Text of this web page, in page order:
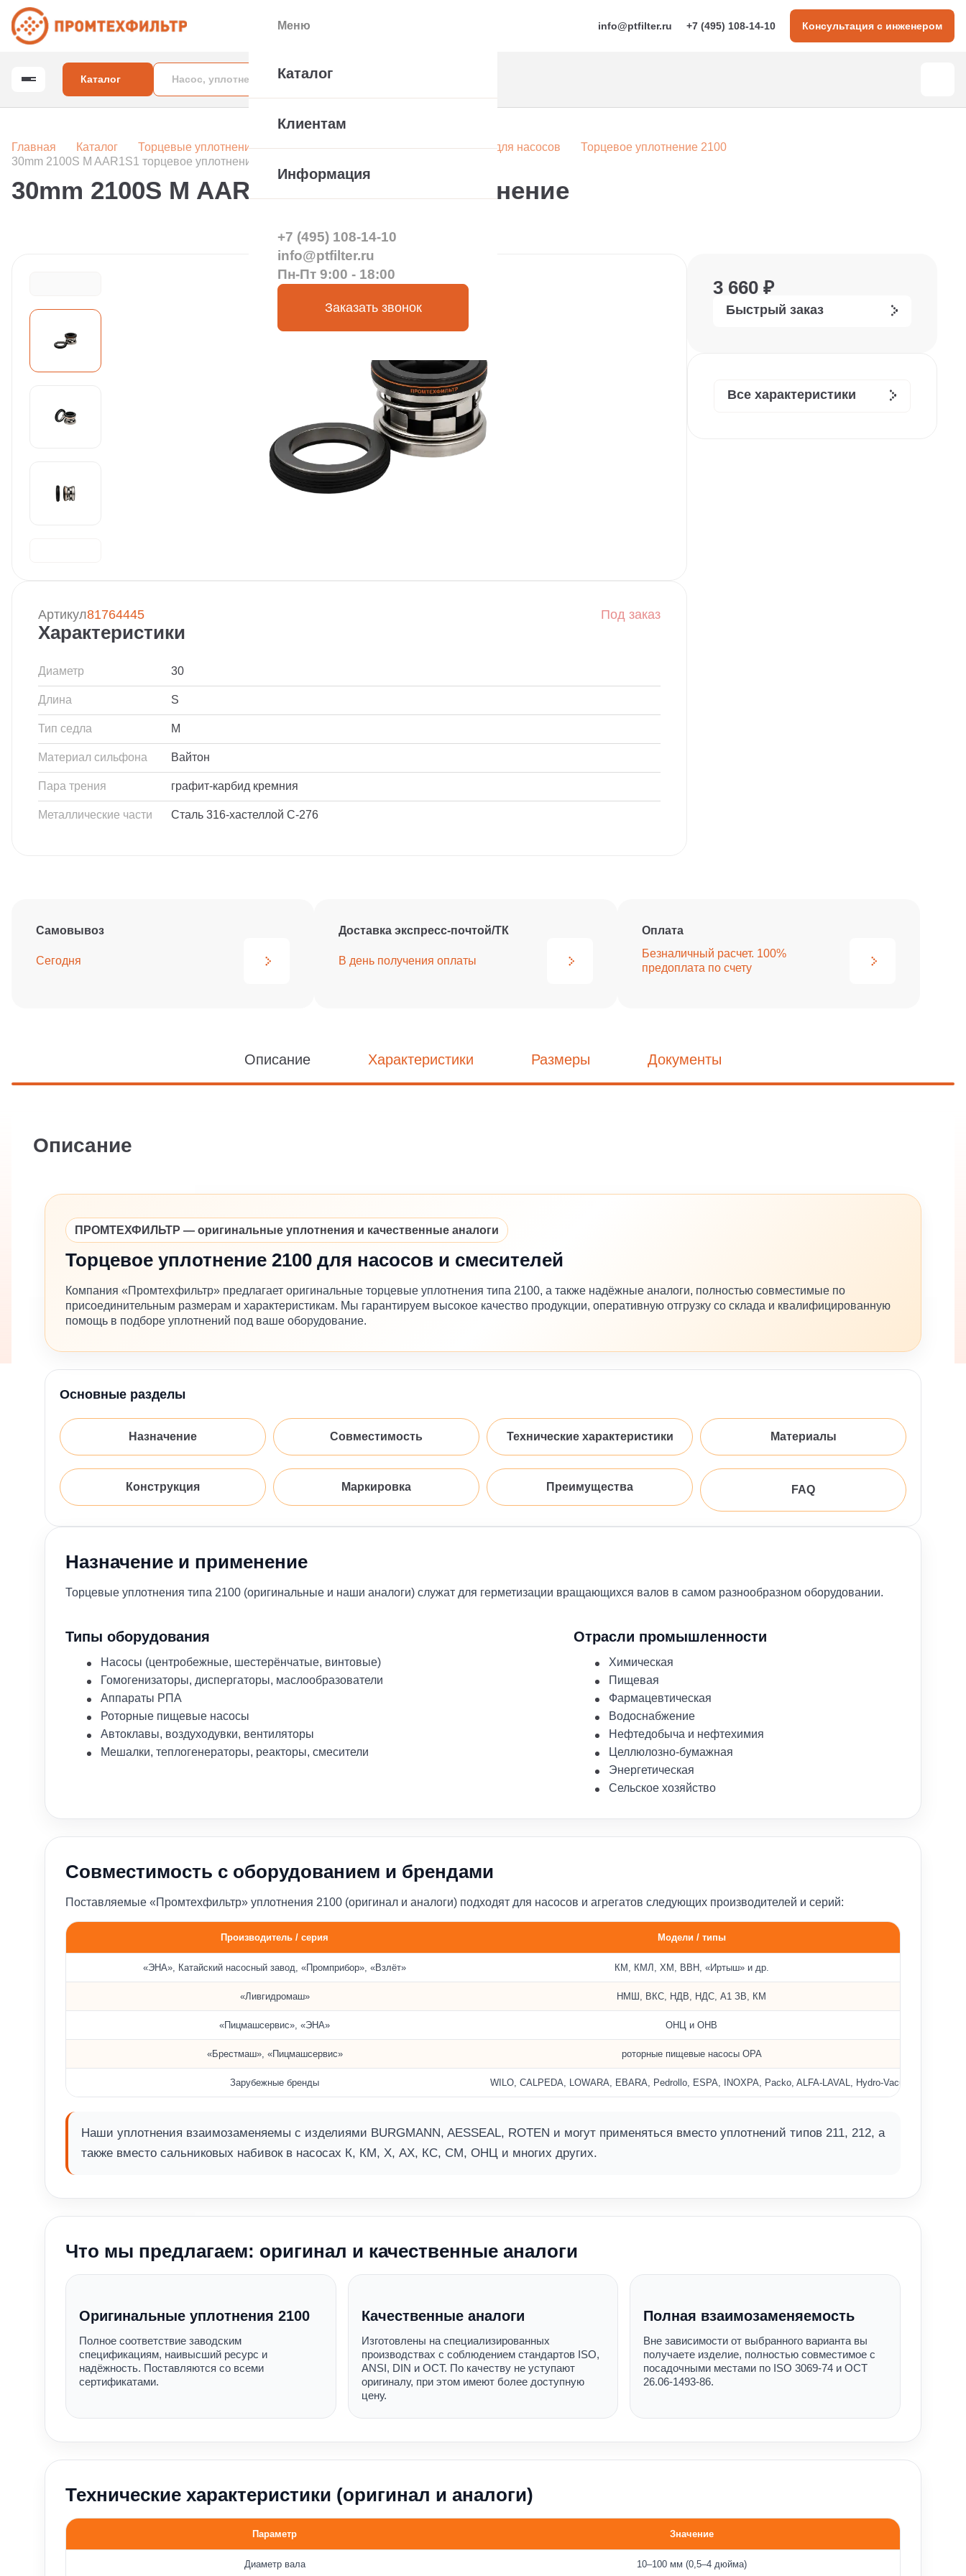
info@ptfilter.ru +7 (495) 108-14-10 Консультация с инженером
Каталог
Главная Каталог Торцевые уплотнения вала насоса Компонентные уплотнения для насосов
Торцевое уплотнение 2100
30mm 2100S M AAR1S1 торцевое уплотнение
30mm 2100S M AAR1S1 торцевое уплотнение
Артикул81764445 Под заказ
Характеристики
Диаметр 30
Длина S
Тип седла M
Материал сильфона Вайтон
Пара трения графит-карбид кремния
Металлические части Сталь 316-хастеллой С-276
3 660 ₽
Быстрый заказ
Все характеристики
Самовывоз
Сегодня
Доставка экспресс-почтой/ТК
В день получения оплаты
Оплата
Безналичный расчет. 100%
предоплата по счету
Описание Характеристики Размеры Документы
Описание
ПРОМТЕХФИЛЬТР — оригинальные уплотнения и качественные аналоги
Торцевое уплотнение 2100 для насосов и смесителей
Компания «Промтехфильтр» предлагает оригинальные торцевые уплотнения типа 2100, а также надёжные аналоги, полностью совместимые по
присоединительным размерам и характеристикам. Мы гарантируем высокое качество продукции, оперативную отгрузку со склада и квалифицированную
помощь в подборе уплотнений под ваше оборудование.
Основные разделы
Назначение Совместимость Технические характеристики Материалы
Конструкция Маркировка Преимущества FAQ
Назначение и применение
Торцевые уплотнения типа 2100 (оригинальные и наши аналоги) служат для герметизации вращающихся валов в самом разнообразном оборудовании.
Типы оборудования
Насосы (центробежные, шестерёнчатые, винтовые)
Гомогенизаторы, диспергаторы, маслообразователи
Аппараты РПА
Роторные пищевые насосы
Автоклавы, воздуходувки, вентиляторы
Мешалки, теплогенераторы, реакторы, смесители
Отрасли промышленности
Химическая
Пищевая
Фармацевтическая
Водоснабжение
Нефтедобыча и нефтехимия
Целлюлозно-бумажная
Энергетическая
Сельское хозяйство
Совместимость с оборудованием и брендами
Поставляемые «Промтехфильтр» уплотнения 2100 (оригинал и аналоги) подходят для насосов и агрегатов следующих производителей и серий:
Производитель / серия Модели / типы
«ЭНА», Катайский насосный завод, «Промприбор», «Взлёт» КМ, КМЛ, ХМ, ВВН, «Иртыш» и др.
«Ливгидромаш» НМШ, ВКС, НДВ, НДС, А1 ЗВ, КМ
«Пицмашсервис», «ЭНА» ОНЦ и ОНВ
«Брестмаш», «Пицмашсервис» роторные пищевые насосы ОРА
Зарубежные бренды WILO, CALPEDA, LOWARA, EBARA, Pedrollo, ESPA, INOXPA, Packo, ALFA‑LAVAL, Hydro‑Vacuum,
Наши уплотнения взаимозаменяемы с изделиями BURGMANN, AESSEAL, ROTEN и могут применяться вместо уплотнений типов 211, 212, а
также вместо сальниковых набивок в насосах К, КМ, Х, АХ, КС, СМ, ОНЦ и многих других.
Что мы предлагаем: оригинал и качественные аналоги
Оригинальные уплотнения 2100
Полное соответствие заводским
спецификациям, наивысший ресурс и
надёжность. Поставляются со всеми
сертификатами.
Качественные аналоги
Изготовлены на специализированных
производствах с соблюдением стандартов ISO,
ANSI, DIN и ОСТ. По качеству не уступают
оригиналу, при этом имеют более доступную
цену.
Полная взаимозаменяемость
Вне зависимости от выбранного варианта вы
получаете изделие, полностью совместимое с
посадочными местами по ISO 3069-74 и ОСТ
26.06-1493-86.
Технические характеристики (оригинал и аналоги)
Параметр Значение
Диаметр вала 10–100 мм (0,5–4 дюйма)
Меню
Каталог
Клиентам
Информация
+7 (495) 108-14-10
info@ptfilter.ru
Пн-Пт 9:00 - 18:00
Заказать звонок